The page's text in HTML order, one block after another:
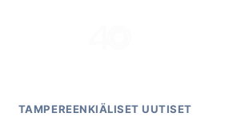
TAMPEREENKIÄLISET UUTISET